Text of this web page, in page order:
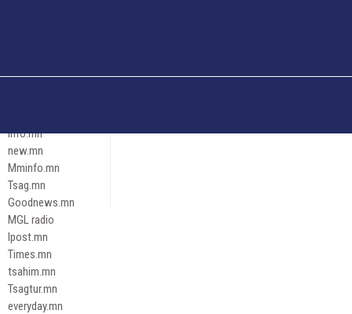
Эрх зүй
info.mn
new.mn
Mminfo.mn
Tsag.mn
Goodnews.mn
MGL radio
Ipost.mn
Times.mn
tsahim.mn
Tsagtur.mn
everyday.mn